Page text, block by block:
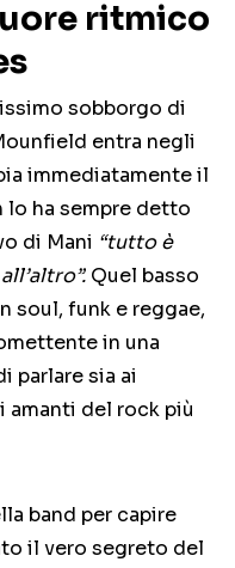
ritmico
sobborgo di
entra negli
immediatamente il
lo ha sempre detto
di Mani “tutto è
Quel basso
soul, funk e reggae,
in una
parlare sia ai
amanti del rock più
band per capire
il vero segreto del